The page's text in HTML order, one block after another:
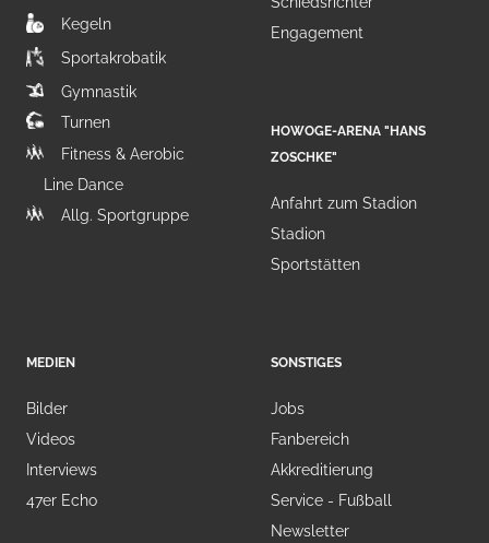
Kegeln
Sportakrobatik
Gymnastik
Turnen
Fitness & Aerobic
Line Dance
Allg. Sportgruppe
Engagement
HOWOGE-ARENA "HANS
ZOSCHKE"
Anfahrt zum Stadion
Stadion
Sportstätten
MEDIEN
Bilder
Videos
Interviews
47er Echo
SONSTIGES
Jobs
Fanbereich
Akkreditierung
Service - Fußball
Newsletter